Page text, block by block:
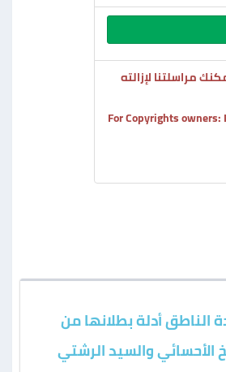
مراسلتنا لإزالته
For Copyrights
الناطق أدلة بطلانها من
الأحسائي والسيد الرشتي